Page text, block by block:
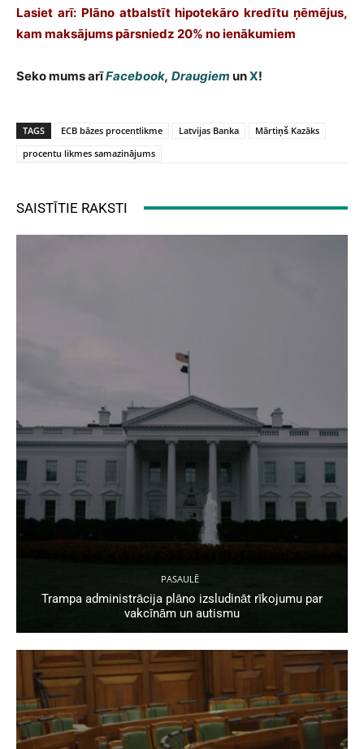
Lasiet arī: Plāno atbalstīt hipotekāro kredītu ņēmējus,
kam maksājums pārsniedz 20% no ienākumiem
Seko mums arīFacebook, Draugiem unX!
TAGS ECB bāzes procentlikme Latvijas Banka
Mārtiņš Kazāks
procentu likmes samazinājums
SAISTĪTIE RAKSTI
PASAULĒ
Trampa administrācija plāno izsludināt rīkojumu par
vakcīnām un autismu